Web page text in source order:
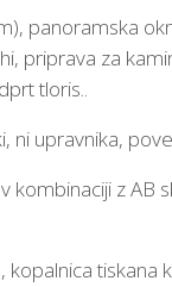
panoramska
priprava za
tloris..
ni upravnika,
kombinaciji z AB
tiskana